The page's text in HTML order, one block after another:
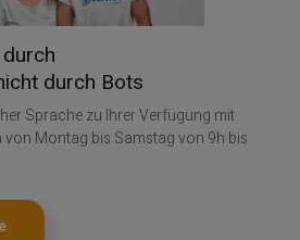
durch Bots
Sprache zu Ihrer Verfügung mit
Montag bis Samstag von 9h bis